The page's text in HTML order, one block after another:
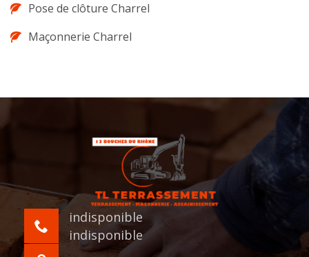
Pose de clôture Charrel
Maçonnerie Charrel
indisponible
indisponible